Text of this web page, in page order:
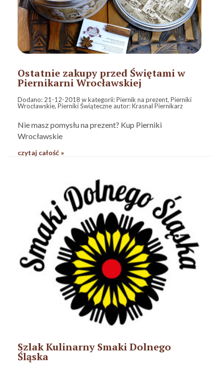
Ostatnie zakupy przed Świętami w
Piernikarni Wrocławskiej
Dodano: 21-12-2018 w kategorii:Piernik na prezent, Pierniki
Wrocławskie, Pierniki Świąteczne autor:Krasnal Piernikarz
Nie masz pomysłu na prezent? Kup Pierniki
Wrocławskie
czytaj całość »
Szlak Kulinarny Smaki Dolnego
Śląska